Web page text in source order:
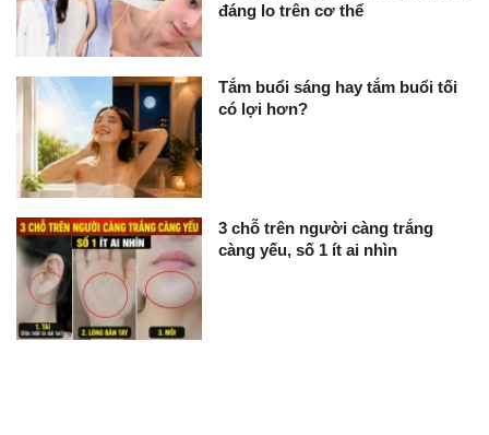
đáng lo trên cơ thể
Tắm buổi sáng hay tắm buổi tối
có lợi hơn?
3 chỗ trên người càng trắng
càng yếu, số 1 ít ai nhìn